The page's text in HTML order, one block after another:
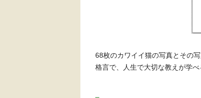
68枚のカワイイ猫の写真とその
格言で、人生で大切な教えが学べ